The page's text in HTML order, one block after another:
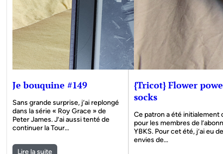
Je bouquine #149
Sans grande surprise, j’ai replongé
dans la série « Roy Grace » de
Peter James. J’ai aussi tenté de
continuer la Tour…
Lire la suite
{Tricot} Flower
socks
Ce patron a été initialement
pour les membres de
YBKS. Pour cet été, j’ai eu
envies de…